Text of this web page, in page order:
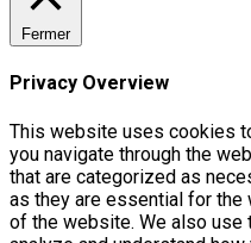
Fermer
Privacy Overview
This website uses cookies
you navigate through the
that are categorized as
as they are essential for
of the website. We also use